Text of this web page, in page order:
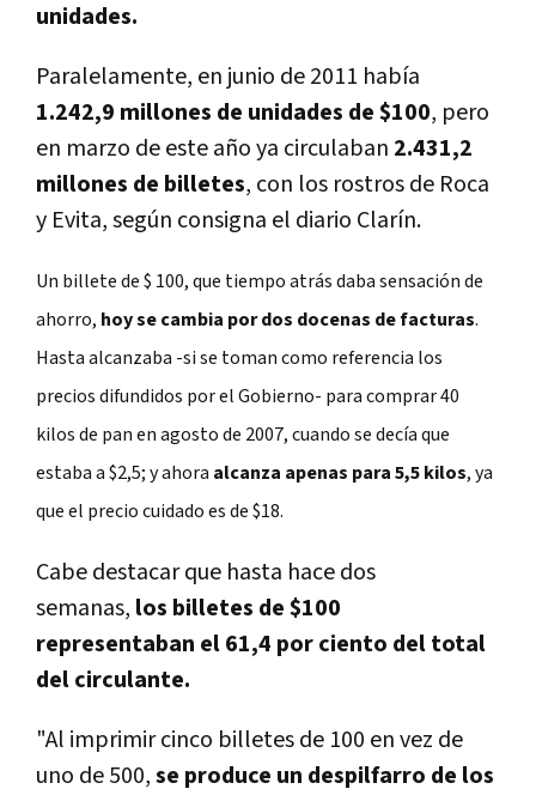
unidades.
Paralelamente, en junio de 2011 había
1.242,9 millones de unidades de $100, pero
en marzo de este año ya circulaban 2.431,2
millones de billetes, con los rostros de Roca
y Evita, según consigna el diario Clarín.
Un billete de $ 100, que tiempo atrás daba sensación de
ahorro, hoy se cambia por dos docenas de facturas.
Hasta alcanzaba -si se toman como referencia los
precios difundidos por el Gobierno- para comprar 40
kilos de pan en agosto de 2007, cuando se decía que
estaba a $2,5; y ahora alcanza apenas para 5,5 kilos, ya
que el precio cuidado es de $18.
Cabe destacar que hasta hace dos
semanas, los billetes de $100
representaban el 61,4 por ciento del total
del circulante.
"Al imprimir cinco billetes de 100 en vez de
uno de 500,se produce un despilfarro de los